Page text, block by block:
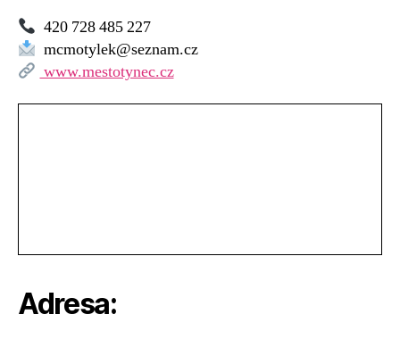
420 728 485 227
mcmotylek@seznam.cz
www.mestotynec.cz
Adresa: